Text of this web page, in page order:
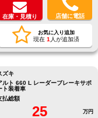
在庫・見積り 店舗に電話
お気に入り追加
現在 1 人が追加済
ズキ
ルト 660 L レーダーブレーキサポ
ト装着車
払総額
25 万円